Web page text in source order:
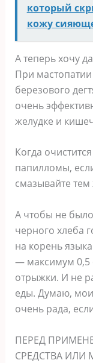
который
кожу
А теперь хочу
При
березового
очень
желудке и
Когда
папилломы,
смазывайте
А чтобы не
черного хлеба
на корень
— максимум 0,5
отрыжки. И не
еды. Думаю,
очень рада,
ПЕРЕД
СРЕДСТВА ИЛИ